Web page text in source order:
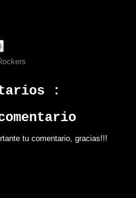
:
tu comentario, gracias!!!